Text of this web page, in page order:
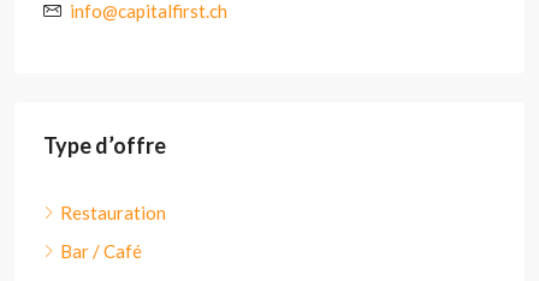
info@capitalfirst.ch
Type d’offre
Restauration
Bar / Café